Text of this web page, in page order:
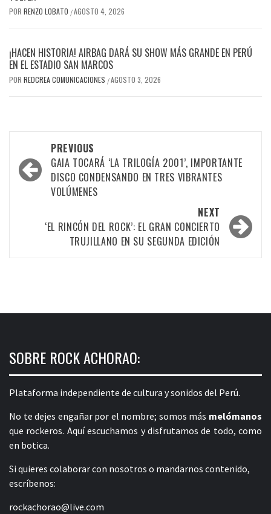
POR RENZO LOBATO /AGOSTO 4, 2026
¡HACEN HISTORIA! AIRBAG DARÁ SU SHOW MÁS GRANDE EN PERÚ
EN EL ESTADIO SAN MARCOS
POR REDCREA COMUNICACIONES /AGOSTO 3, 2026
navigation
PREVIOUS
GAIA TOCARÁ ‘LA TRILOGÍA 2001’, IMPORTANTE
DISCO CONDENSANDO EN TRES VIBRANTES
VOLÚMENES
NEXT
‘EL RINCÓN DEL ROCK’: EL GRAN CONCIERTO
TRUJILLANO EN SU SEGUNDA EDICIÓN
SOBRE ROCK ACHORAO:
Plataforma independiente de cultura y sonidos del Perú.
No te dejes engañar por el nombre; somos más melómanos
que rockeros. Aquí escuchamos y disfrutamos de todo, como
en botica.
Si quieres colaborar con nosotros o mandarnos contenido,
escríbenos:
rockachorao@live.com